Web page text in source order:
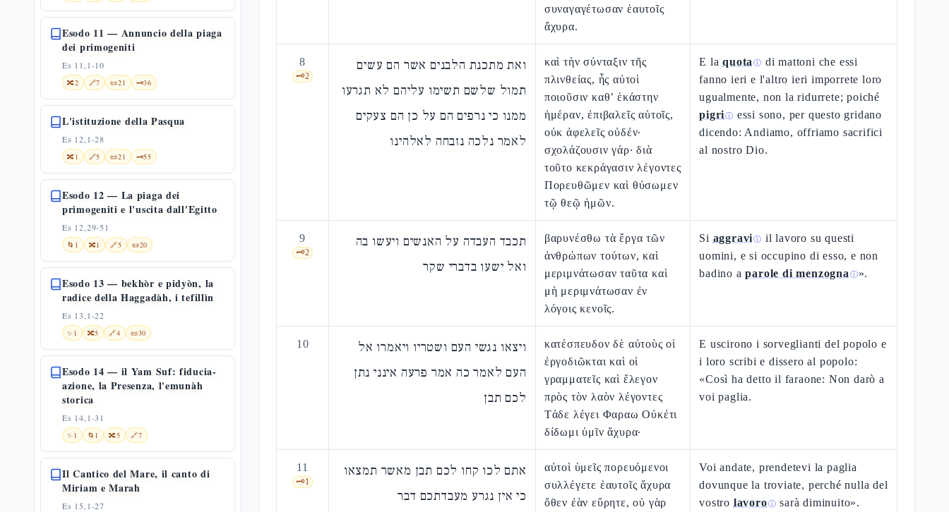
Esodo 11 — Annuncio della piaga
dei primogeniti
Es 11,1-10
🔀2 🔗7 📜21 🗝️36
L'istituzione della Pasqua
Es 12,1-28
🔀1 🔗5 📜21 🗝️55
Esodo 12 — La piaga dei
primogeniti e l'uscita dall'Egitto
Es 12,29-51
🌀 1 🔀1 🔗5 📜20
Esodo 13 — bekhòr e pidyòn, la
radice della Haggadàh, i tefillìn
Es 13,1-22
✨1 🔀5 🔗4 📜30
Esodo 14 — il Yam Suf: fiducia-
azione, la Presenza, l'emunàh
storica
Es 14,1-31
✨1 🌀 1 🔀5 🔗7
Il Cantico del Mare, il canto di
Miriam e Marah
Es 15,1-27
συναγαγέτωσαν ἑαυτοῖς
ἄχυρα.
8
🗝️2
ואת מתכנת הלבנים אשר הם עשים
תמול שלשם תשימו עליהם לא תגרעו
ממנו כי נרפים הם על כן הם צעקים
לאמר נלכה נזבחה לאלהינו
καὶ τὴν σύνταξιν τῆς
πλινθείας, ἧς αὐτοὶ
ποιοῦσιν καθ’ ἑκάστην
ἡμέραν, ἐπιβαλεῖς αὐτοῖς,
οὐκ ἀφελεῖς οὐδέν·
σχολάζουσιν γάρ· διὰ
τοῦτο κεκράγασιν λέγοντες
Πορευθῶμεν καὶ θύσωμεν
τῷ θεῷ ἡμῶν.
E laquota ⓘ di mattoni che essi
fanno ieri e l'altro ieri imporrete loro
ugualmente, non la ridurrete; poiché
pigriⓘ essi sono, per questo gridano
dicendo: Andiamo, offriamo sacrifici
al nostro Dio.
9
🗝️2
תכבד העבדה על האנשים ויעשו בה
ואל ישעו בדברי שקר
βαρυνέσθω τὰ ἔργα τῶν
ἀνθρώπων τούτων, καὶ
μεριμνάτωσαν ταῦτα καὶ
μὴ μεριμνάτωσαν ἐν
λόγοις κενοῖς.
Si aggraviⓘ il lavoro su questi
uomini, e si occupino di esso, e non
badino aparole di menzogna ⓘ».
10
ויצאו נגשי העם ושטריו ויאמרו אל
העם לאמר כה אמר פרעה אינני נתן
לכם תבן
κατέσπευδον δὲ αὐτοὺς οἱ
ἐργοδιῶκται καὶ οἱ
γραμματεῖς καὶ ἔλεγον
πρὸς τὸν λαὸν λέγοντες
Τάδε λέγει Φαραω Οὐκέτι
δίδωμι ὑμῖν ἄχυρα·
E uscirono i sorveglianti del popolo e
i loro scribi e dissero al popolo:
«Così ha detto il faraone: Non darò a
voi paglia.
11
🗝️1
אתם לכו קחו לכם תבן מאשר תמצאו
כי אין נגרע מעבדתכם דבר
αὐτοὶ ὑμεῖς πορευόμενοι
συλλέγετε ἑαυτοῖς ἄχυρα
ὅθεν ἐὰν εὕρητε, οὐ γὰρ
Voi andate, prendetevi la paglia
dovunque la troviate, perché nulla del
vostro lavoroⓘ sarà diminuito».